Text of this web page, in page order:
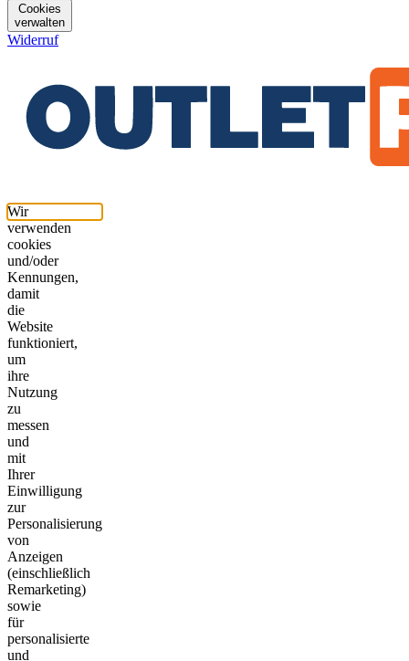
Cookies
verwalten
Widerruf
Wir
verwenden
cookies
und/oder
Kennungen,
damit
die
Website
funktioniert,
um
ihre
Nutzung
zu
messen
und
mit
Ihrer
Einwilligung
zur
Personalisierung
von
Anzeigen
(einschließlich
Remarketing)
sowie
für
personalisierte
und